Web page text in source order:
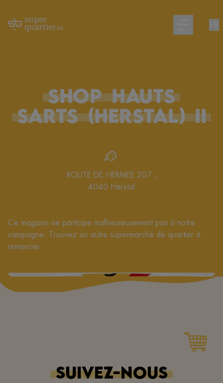
Open main
SHOP HAUTS
SARTS (Herstal) II
ROUTE DE HERMEE 207 ,
4040 Herstal
Ce magasin ne participe malheureusement pas à notre
campagne. Trouvez un autre supermarché de quartier à
remercier.
SUIVEZ-NOUS